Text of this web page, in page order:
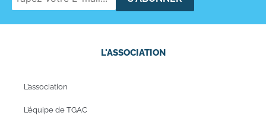
L'ASSOCIATION
L’association
L’équipe de TGAC